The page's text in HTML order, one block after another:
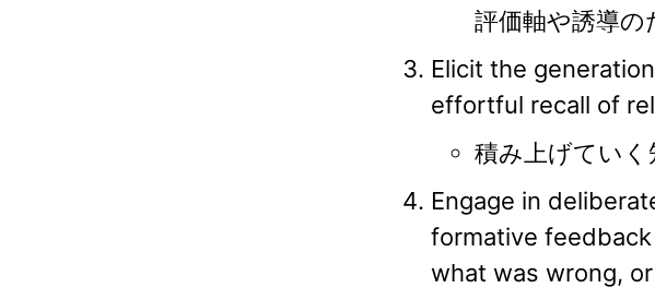
評価軸や誘導の
Elicit the
effortful recall of
積み上げていく
Engage in
formative
what was wrong,